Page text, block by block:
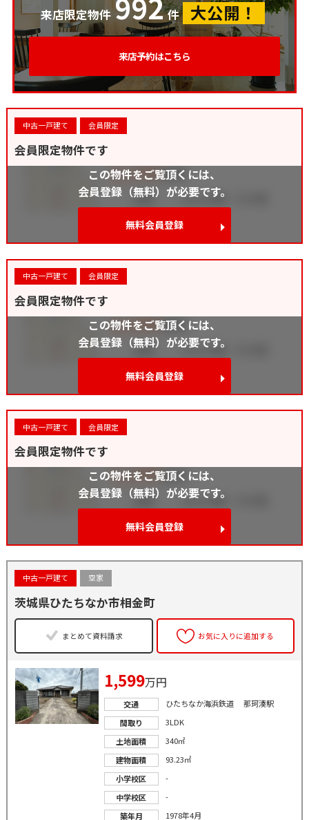
来店限定物件 件 大公開！
来店予約はこちら
中古一戸建て 会員限定
会員限定物件です
この物件をご覧頂くには、
会員登録（無料）が必要です。
無料会員登録
中古一戸建て 会員限定
会員限定物件です
この物件をご覧頂くには、
会員登録（無料）が必要です。
無料会員登録
中古一戸建て 会員限定
会員限定物件です
この物件をご覧頂くには、
会員登録（無料）が必要です。
無料会員登録
中古一戸建て 空家
茨城県ひたちなか市相金町
まとめて資料請求 お気に入りに追加する
1,599万円
交通
ひたちなか海浜鉄道 那珂湊駅
間取り
3LDK
土地面積
340㎡
建物面積
93.23㎡
小学校区
-
中学校区
-
築年月
1978年4月